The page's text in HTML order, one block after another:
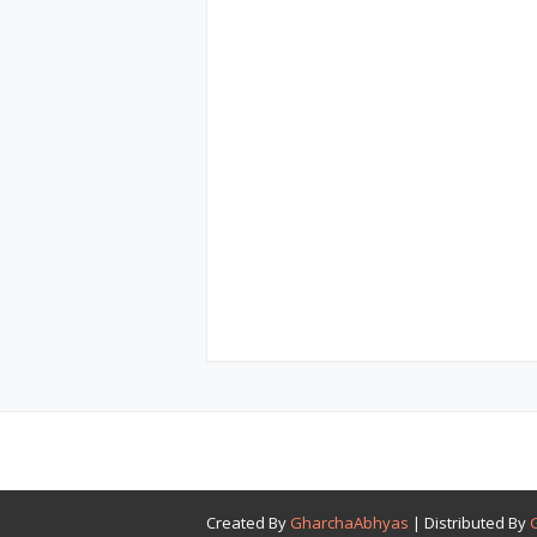
Created By GharchaAbhyas | Distributed By